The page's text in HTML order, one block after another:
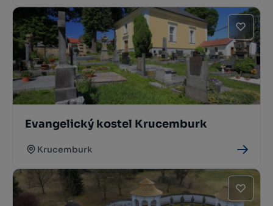
Evangelický kostel Krucemburk
Krucemburk